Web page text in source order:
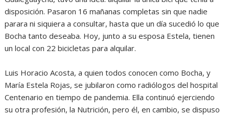
disposición. Pasaron 16 mañanas completas sin que nadie
parara ni siquiera a consultar, hasta que un día sucedió lo que
Bocha tanto deseaba. Hoy, junto a su esposa Estela, tienen
un local con 22 bicicletas para alquilar.
Luis Horacio Acosta, a quien todos conocen como Bocha, y
María Estela Rojas, se jubilaron como radiólogos del hospital
Centenario en tiempo de pandemia. Ella continuó ejerciendo
su otra profesión, la Nutrición, pero él, en cambio, se dispuso